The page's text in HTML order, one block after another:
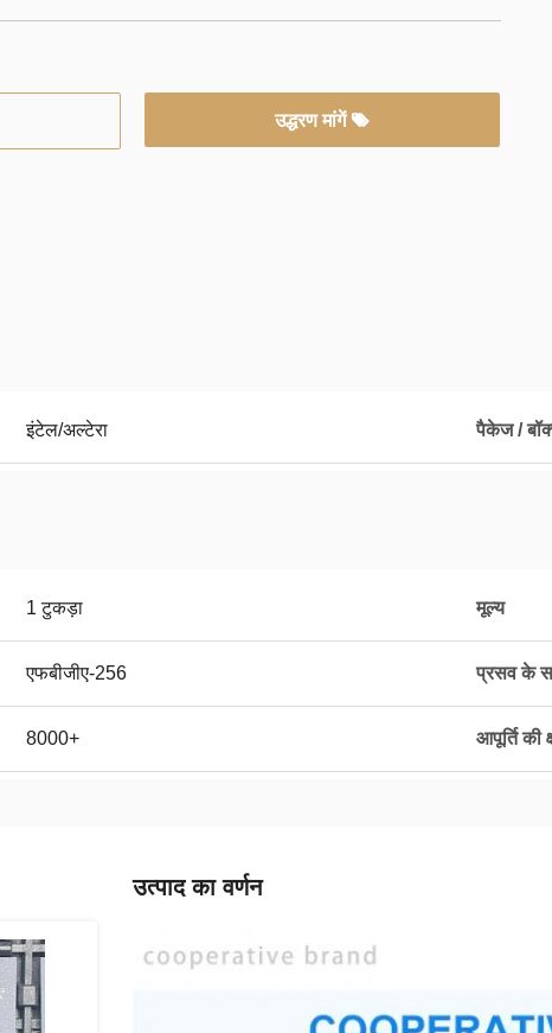
उद्धरण मांगें
इंटेल/अल्टेरा पैकेज /
1 टुकड़ा मूल्य
एफबीजीए-256 प्रसव के
8000+ आपूर्ति की
उत्पाद का वर्णन